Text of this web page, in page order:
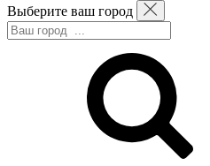
Выберите ваш город